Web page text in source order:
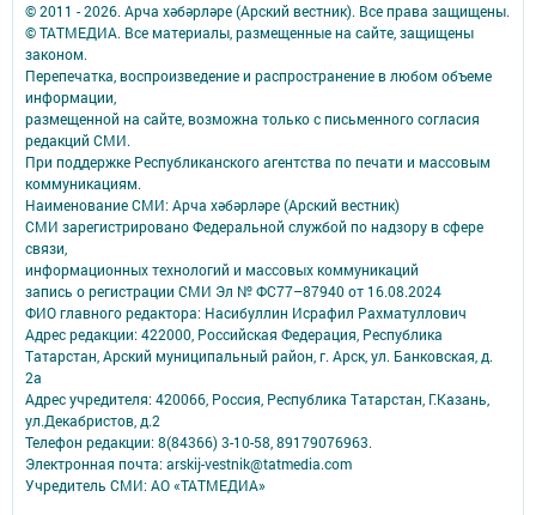
© 2011 - 2026. Арча хәбәрләре (Арский вестник). Все права защищены.
© ТАТМЕДИА. Все материалы, размещенные на сайте, защищены
законом.
Перепечатка, воспроизведение и распространение в любом объеме
информации,
размещенной на сайте, возможна только с письменного согласия
редакций СМИ.
При поддержке Республиканского агентства по печати и массовым
коммуникациям.
Наименование СМИ: Арча хәбәрләре (Арский вестник)
СМИ зарегистрировано Федеральной службой по надзору в сфере
связи,
информационных технологий и массовых коммуникаций
запись о регистрации СМИ Эл № ФС77–87940 от 16.08.2024
ФИО главного редактора: Насибуллин Исрафил Рахматуллович
Адрес редакции: 422000, Российская Федерация, Республика
Татарстан, Арский муниципальный район, г. Арск, ул. Банковская, д.
2а
Адрес учредителя: 420066, Россия, Республика Татарстан, Г.Казань,
ул.Декабристов, д.2
Телефон редакции: 8(84366) 3-10-58, 89179076963.
Электронная почта: arskij-vestnik@tatmedia.com
Учредитель СМИ: АО «ТАТМЕДИА»